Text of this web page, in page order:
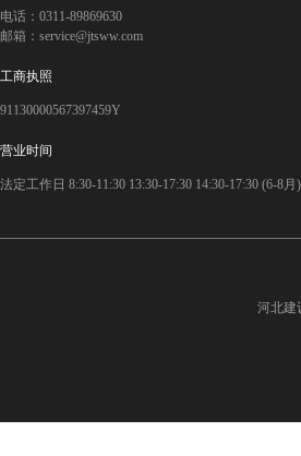
电话：0311-89869630
邮箱：service@jtsww.com
工商执照
91130000567397459Y
营业时间
法定工作日 8:30-11:30 13:30-17:30 14:30-17:30 (6-8月)
河北建